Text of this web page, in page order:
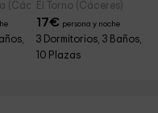
(Cáceres)El Torno (Cáceres)
17€ persona y noche
3 Dormitorios, 3 Baños,
10 Plazas